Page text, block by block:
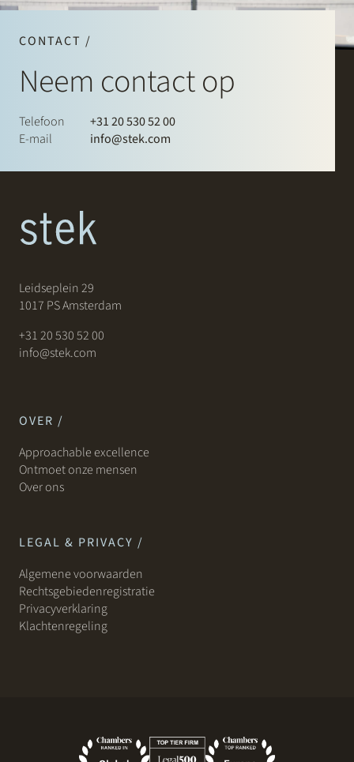
CONTACT /
Neem contact op
Telefoon
+31 20 530 52 00
E-mail
info@stek.com
Leidseplein 29
1017 PS Amsterdam
+31 20 530 52 00
info@stek.com
OVER /
Approachable excellence
Ontmoet onze mensen
Over ons
LEGAL & PRIVACY /
Algemene voorwaarden
Rechtsgebiedenregistratie
Privacyverklaring
Klachtenregeling